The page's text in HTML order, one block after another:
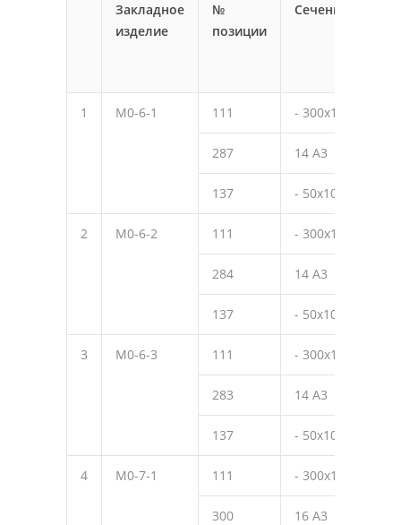
Закладное
изделие
№
позиции
Сечение
1 М0-6-1 111 - 300х10
287 14 А3
137 - 50х10
2 М0-6-2 111 - 300х10
284 14 А3
137 - 50х10
3 М0-6-3 111 - 300х10
283 14 А3
137 - 50х10
4 М0-7-1 111 - 300х10
300 16 А3